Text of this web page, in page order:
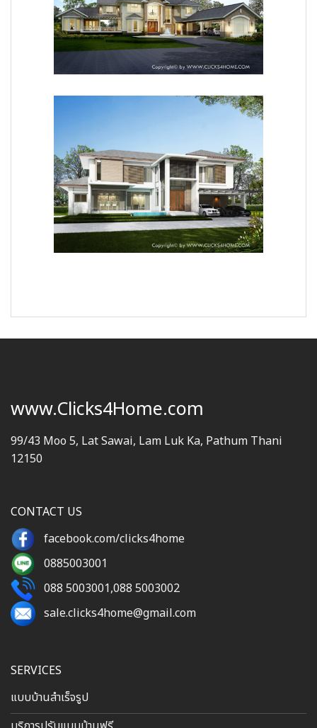
www.Clicks4Home.com
99/43 Moo 5, Lat Sawai, Lam Luk Ka, Pathum Thani
12150
SERVICES
แบบบ้านสำเร็จรูป
CONTACT US
facebook.com/clicks4home
0885003001
088 5003001,088 5003002
sale.clicks4home@gmail.com